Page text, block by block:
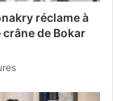
réclame à
crâne de Bokar